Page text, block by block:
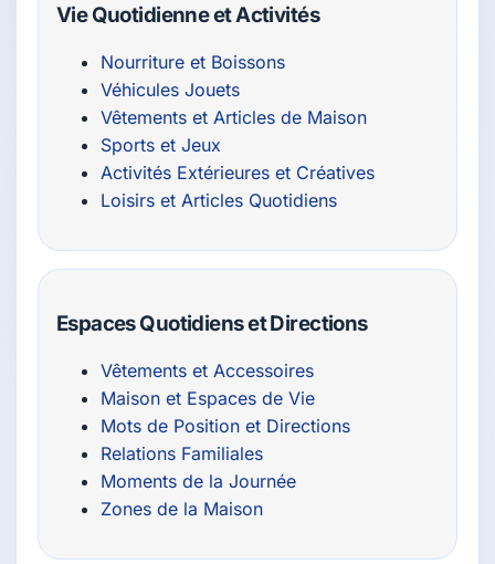
Vie Quotidienne et Activités
Nourriture et Boissons
Véhicules Jouets
Vêtements et Articles de Maison
Sports et Jeux
Activités Extérieures et Créatives
Loisirs et Articles Quotidiens
Espaces Quotidiens et Directions
Vêtements et Accessoires
Maison et Espaces de Vie
Mots de Position et Directions
Relations Familiales
Moments de la Journée
Zones de la Maison